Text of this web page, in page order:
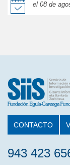
el 08 de
CONTACTO
943 423